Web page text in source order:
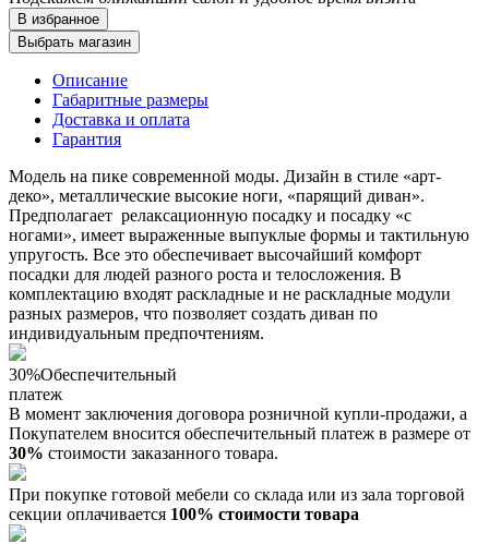
В избранное
Выбрать магазин
Описание
Габаритные размеры
Доставка и оплата
Гарантия
Модель на пике современной моды. Дизайн в стиле «арт-
деко», металлические высокие ноги, «парящий диван».
Предполагает релаксационную посадку и посадку «с
ногами», имеет выраженные выпуклые формы и тактильную
упругость. Все это обеспечивает высочайший комфорт
посадки для людей разного роста и телосложения. В
комплектацию входят раскладные и не раскладные модули
разных размеров, что позволяет создать диван по
индивидуальным предпочтениям.
30%Обеспечительный
платеж
В момент заключения договора розничной купли-продажи, a
Покупателем вносится обеспечительный платеж в размере от
30% стоимости заказанного товара.
При покупке готовой мебели со склада или из зала торговой
секции оплачивается 100% стоимости товара